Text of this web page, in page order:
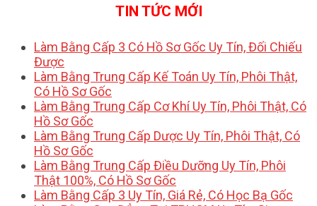
TIN TỨC MỚI
Làm Bằng Cấp 3 Có Hồ Sơ Gốc Uy Tín, Đối Chiếu
Được
Làm Bằng Trung Cấp Kế Toán Uy Tín, Phôi Thật,
Có Hồ Sơ Gốc
Làm Bằng Trung Cấp Cơ Khí Uy Tín, Phôi Thật, Có
Hồ Sơ Gốc
Làm Bằng Trung Cấp Dược Uy Tín, Phôi Thật, Có
Hồ Sơ Gốc
Làm Bằng Trung Cấp Điều Dưỡng Uy Tín, Phôi
Thật 100%, Có Hồ Sơ Gốc
Làm Bằng Cấp 3 Uy Tín, Giá Rẻ, Có Học Bạ Gốc